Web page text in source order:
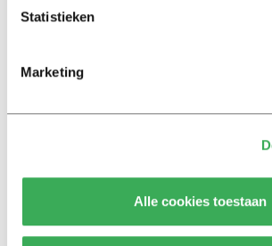
Statistieken
Marketing
Alle cookies toestaan
Interview